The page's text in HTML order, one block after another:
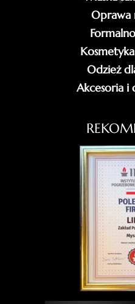
Oprawa
Odzież
Akcesoria i